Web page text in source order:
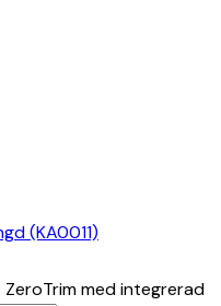
(KA0011)
ZeroTrim med integrerad